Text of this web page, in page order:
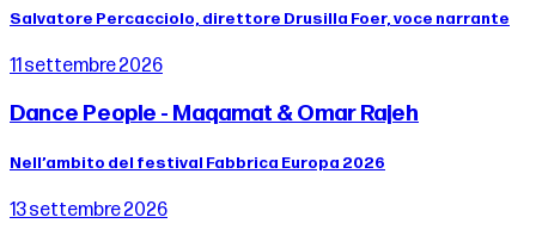
Salvatore Percacciolo, direttore Drusilla Foer, voce narrante
11 settembre 2026
Dance People - Maqamat & Omar Rajeh
Nell’ambito del festival Fabbrica Europa 2026
13 settembre 2026